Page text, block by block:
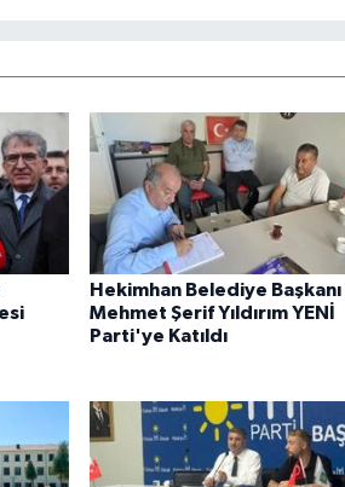
Hekimhan Belediye Başkanı
Mehmet Şerif Yıldırım YENİ
Parti'ye Katıldı